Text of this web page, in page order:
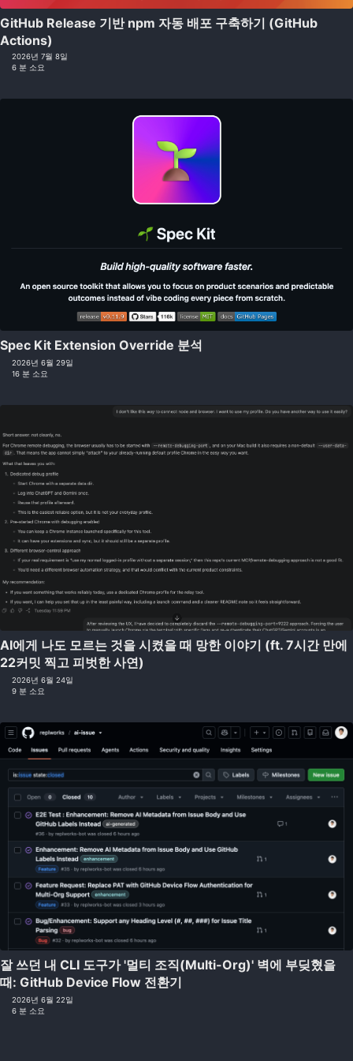
GitHub Release 기반 npm 자동 배포 구축하기 (GitHub
Actions)
2026년 7월 8일
6 분 소요
Spec Kit Extension Override 분석
2026년 6월 29일
16 분 소요
AI에게 나도 모르는 것을 시켰을 때 망한 이야기 (ft. 7시간 만에
22커밋 찍고 피벗한 사연)
2026년 6월 24일
9 분 소요
잘 쓰던 내 CLI 도구가 '멀티 조직(Multi-Org)' 벽에 부딪혔을
때: GitHub Device Flow 전환기
2026년 6월 22일
6 분 소요